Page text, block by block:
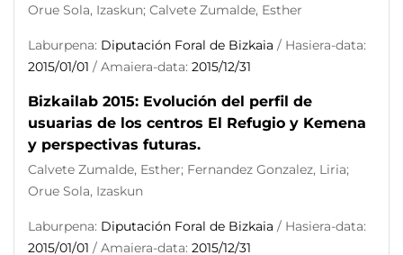
Orue Sola, Izaskun; Calvete Zumalde, Esther
Laburpena: Diputación Foral de Bizkaia / Hasiera-data:
2015/01/01 / Amaiera-data: 2015/12/31
Bizkailab 2015: Evolución del perfil de
usuarias de los centros El Refugio y Kemena
y perspectivas futuras.
Calvete Zumalde, Esther; Fernandez Gonzalez, Liria;
Orue Sola, Izaskun
Laburpena: Diputación Foral de Bizkaia / Hasiera-data:
2015/01/01 / Amaiera-data: 2015/12/31